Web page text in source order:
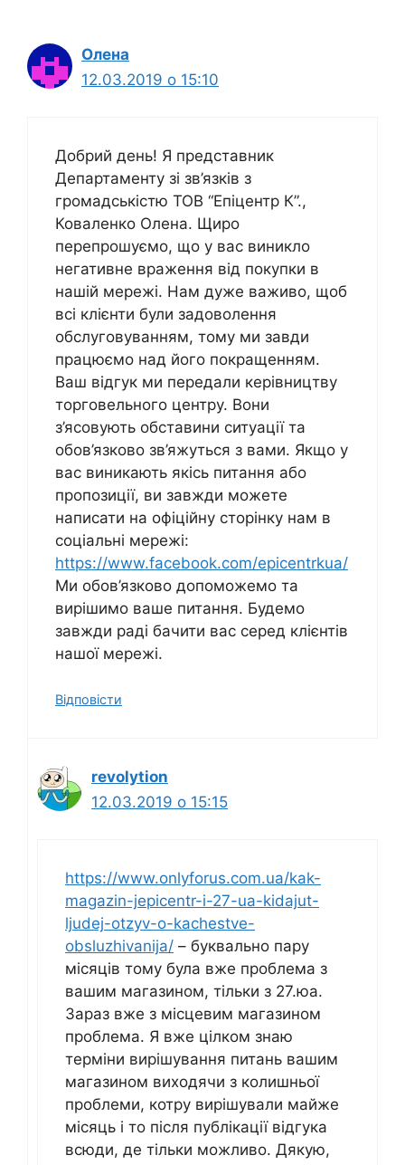
Олена
12.03.2019 о 15:10
Добрий день! Я представник
Департаменту зі зв’язків з
громадськістю ТОВ “Епіцентр К”.,
Коваленко Олена. Щиро
перепрошуємо, що у вас виникло
негативне враження від покупки в
нашій мережі. Нам дуже важиво, щоб
всі клієнти були задоволення
обслуговуванням, тому ми завди
працюємо над його покращенням.
Ваш відгук ми передали керівництву
торговельного центру. Вони
з’ясовують обставини ситуації та
обов’язково зв’яжуться з вами. Якщо у
вас виникають якісь питання або
пропозиції, ви завжди можете
написати на офіційну сторінку нам в
соціальні мережі:
https://www.facebook.com/epicentrkua/
Ми обов’язково допоможемо та
вирішимо ваше питання. Будемо
завжди раді бачити вас серед клієнтів
нашої мережі.
Відповісти
revolytion
12.03.2019 о 15:15
https://www.onlyforus.com.ua/kak-
magazin-jepicentr-i-27-ua-kidajut-
ljudej-otzyv-o-kachestve-
obsluzhivanija/ – буквально пару
місяців тому була вже проблема з
вашим магазином, тільки з 27.юа.
Зараз вже з місцевим магазином
проблема. Я вже цілком знаю
терміни вирішування питань вашим
магазином виходячи з колишньої
проблеми, котру вирішували майже
місяць і то після публікації відгука
всюди, де тільки можливо. Дякую,